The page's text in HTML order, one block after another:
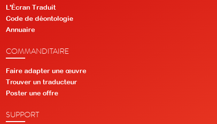
L'Écran Traduit
Code de déontologie
Annuaire
COMMANDITAIRE
Faire adapter une œuvre
Trouver un traducteur
Poster une offre
SUPPORT